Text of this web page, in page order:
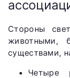
Стороны
животными,
существами,
Четыре